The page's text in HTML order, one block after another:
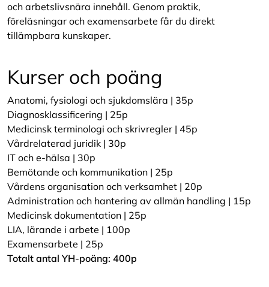
och arbetslivsnära innehåll. Genom praktik,
föreläsningar och examensarbete får du direkt
tillämpbara kunskaper.
Kurser och poäng
Anatomi, fysiologi och sjukdomslära | 35p
Diagnosklassificering | 25p
Medicinsk terminologi och skrivregler | 45p
Vårdrelaterad juridik | 30p
IT och e-hälsa | 30p
Bemötande och kommunikation | 25p
Vårdens organisation och verksamhet | 20p
Administration och hantering av allmän handling | 15p
Medicinsk dokumentation | 25p
LIA, lärande i arbete | 100p
Examensarbete | 25p
Totalt antal YH-poäng: 400p